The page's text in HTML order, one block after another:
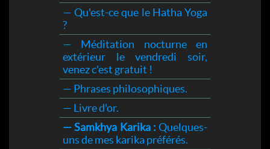
— Qu'est-ce que le Hatha Yoga
?
— Méditation nocturne en
extérieur le vendredi soir,
venez c'est gratuit !
— Phrases philosophiques.
— Livre d'or.
— Samkhya Karika : Quelques-
uns de mes karika préférés.